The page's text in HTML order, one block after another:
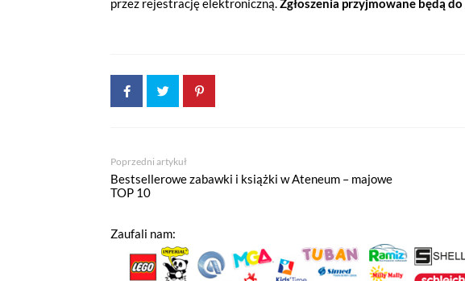
przez rejestrację elektroniczną.Zgłoszenia przyjmowane będą
Poprzedni artykuł
Bestsellerowe zabawki i książki w Ateneum – majowe
TOP 10
Zaufali nam:
a pliki cookies podmiotów trzecich w celu
wpolityce prywatności.
Akceptuję wszystkie pliki cookies